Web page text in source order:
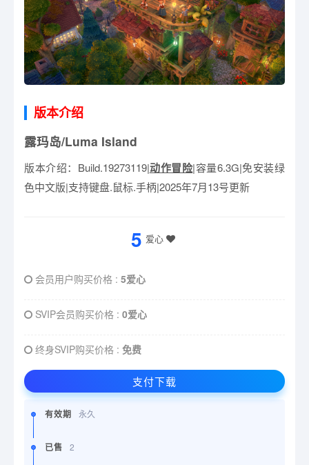
版本介绍
露玛岛/Luma Island
版本介绍：Build.19273119|动作冒险|容量6.3G|免安装绿
色中文版|支持键盘.鼠标.手柄|2025年7月13号更新
5 爱心
会员用户购买价格 : 5爱心
SVIP会员购买价格 : 0爱心
终身SVIP购买价格 : 免费
支付下载
有效期 永久
已售 2